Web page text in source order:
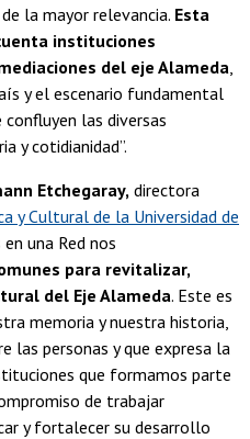
la mayor relevancia. Esta
instituciones
del eje Alameda
y el escenario fundamental
las diversas
y cotidianidad”.
Etchegaray, directora
y Cultural de la Universidad de
una Red nos
para revitalizar,
del Eje Alameda. Este es
memoria y nuestra historia,
personas y que expresa la
que formamos parte
de trabajar
y fortalecer su desarrollo